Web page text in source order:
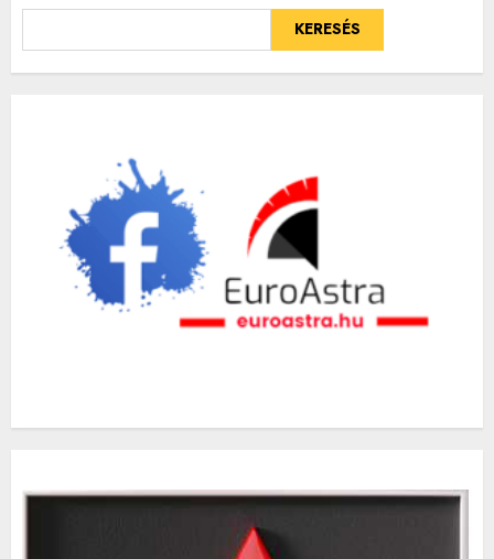
KERESÉS